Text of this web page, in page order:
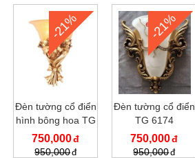
-21%
Đèn tường cổ điển
hình bông hoa TG
6266
750,000
950,000
-21%
Đèn tường cổ điển
TG 6174
750,000
950,000